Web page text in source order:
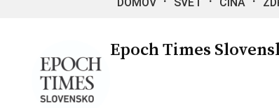
Epoch Times